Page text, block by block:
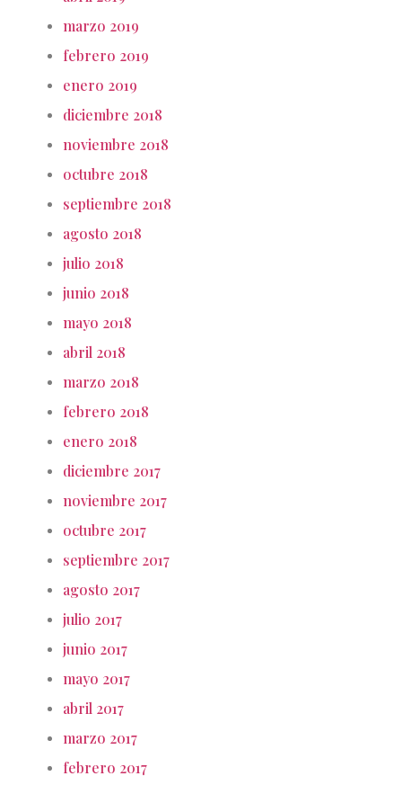
marzo 2019
febrero 2019
enero 2019
diciembre 2018
noviembre 2018
octubre 2018
septiembre 2018
agosto 2018
julio 2018
junio 2018
mayo 2018
abril 2018
marzo 2018
febrero 2018
enero 2018
diciembre 2017
noviembre 2017
octubre 2017
septiembre 2017
agosto 2017
julio 2017
junio 2017
mayo 2017
abril 2017
marzo 2017
febrero 2017